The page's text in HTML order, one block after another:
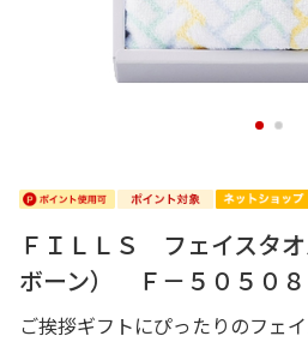
1 2
ＦＩＬＬＳ フェイスタ
ボーン） Ｆ－５０５０８
ご挨拶ギフトにぴったりのフェイ